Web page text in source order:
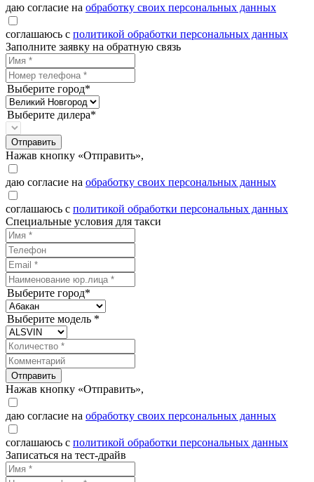
даю согласие на обработку своих персональных данных
соглашаюсь с политикой обработки персональных данных
Заполните заявку на обратную связь
Выберите город*
Выберите дилера*
Отправить
Нажав кнопку «Отправить»,
даю согласие на обработку своих персональных данных
соглашаюсь с политикой обработки персональных данных
Специальные условия для такси
Выберите город*
Выберите модель *
Отправить
Нажав кнопку «Отправить»,
даю согласие на обработку своих персональных данных
соглашаюсь с политикой обработки персональных данных
Записаться на тест-драйв